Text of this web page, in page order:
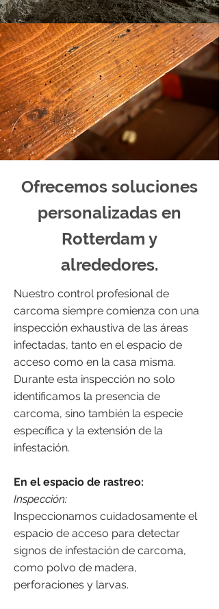
Ofrecemos soluciones
personalizadas en
Rotterdam y
alrededores.
Nuestro control profesional de
carcoma siempre comienza con una
inspección exhaustiva de las áreas
infectadas, tanto en el espacio de
acceso como en la casa misma.
Durante esta inspección no solo
identificamos la presencia de
carcoma, sino también la especie
específica y la extensión de la
infestación.
En el espacio de rastreo:
Inspección:
Inspeccionamos cuidadosamente el
espacio de acceso para detectar
signos de infestación de carcoma,
como polvo de madera,
perforaciones y larvas.